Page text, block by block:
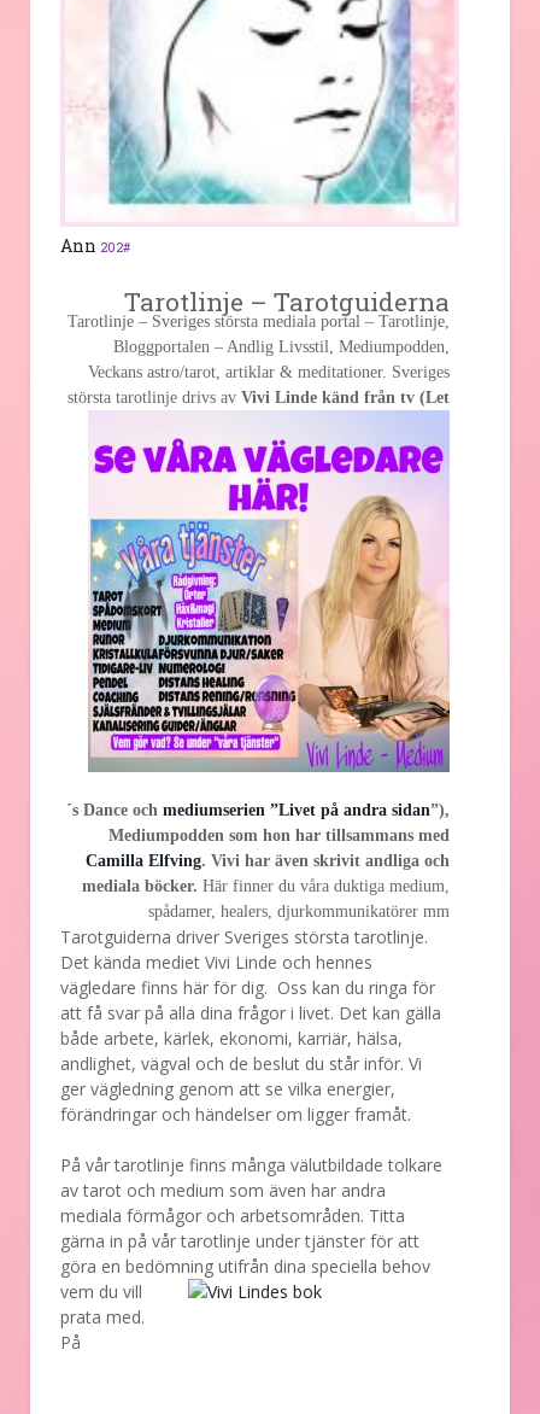
Ann 202#
Tarotlinje – Tarotguiderna
Tarotlinje – Sveriges största mediala portal – Tarotlinje,
Bloggportalen – Andlig Livsstil, Mediumpodden,
Veckans astro/tarot, artiklar & meditationer. Sveriges
största tarotlinje drivs av Vivi Linde känd från tv (Let
´s Dance och mediumserien ”Livet på andra sidan”),
Mediumpodden som hon har tillsammans med
Camilla Elfving. Vivi har även skrivit andliga och
mediala böcker. Här finner du våra duktiga medium,
spådamer, healers, djurkommunikatörer mm
Tarotguiderna driver Sveriges största tarotlinje.
Det kända mediet Vivi Linde och hennes
vägledare finns här för dig. Oss kan du ringa för
att få svar på alla dina frågor i livet. Det kan gälla
både arbete, kärlek, ekonomi, karriär, hälsa,
andlighet, vägval och de beslut du står inför. Vi
ger vägledning genom att se vilka energier,
förändringar och händelser om ligger framåt.
På vår tarotlinje finns många välutbildade tolkare
av tarot och medium som även har andra
mediala förmågor och arbetsområden. Titta
gärna in på vår tarotlinje under tjänster för att
göra en bedömning utifrån dina speciella behov
vem du vill
prata med.
På